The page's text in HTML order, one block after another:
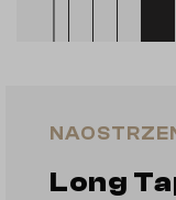
Long